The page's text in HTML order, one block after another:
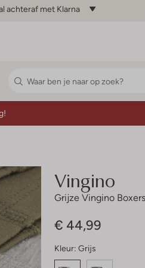
achteraf met Klarna
Vingino
Grijze Vingino
€ 44,99
Kleur: Grijs